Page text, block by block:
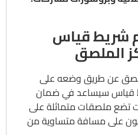
شريط قياس
الملصق
عن طريق وضعه على
قياس سيساعد في ضمان
تضع ملصقات متماثلة على
على مسافة متساوية من